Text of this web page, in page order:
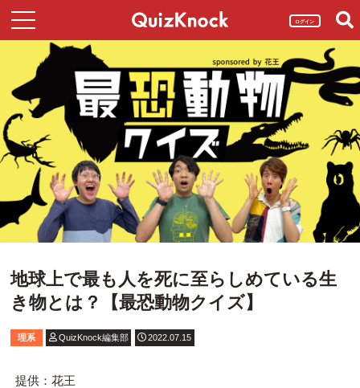
ログイン
地球上で最も人を死に至らしめている生
き物とは？【最恐動物クイズ】
理系 QuizKnock編集部 2022.07.15
提供：花王